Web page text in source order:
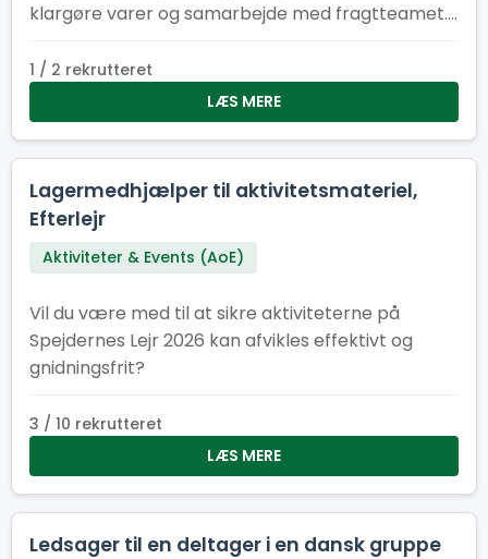
klargøre varer og samarbejde med fragtteamet.
B.
1 / 2 rekrutteret
LÆS MERE
Lagermedhjælper til aktivitetsmateriel,
Efterlejr
Aktiviteter & Events (AoE)
Vil du være med til at sikre aktiviteterne på
Spejdernes Lejr 2026 kan afvikles effektivt og
gnidningsfrit?
3 / 10 rekrutteret
LÆS MERE
Ledsager til en deltager i en dansk gruppe